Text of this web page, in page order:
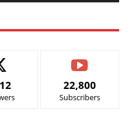
22,800
Subscribers